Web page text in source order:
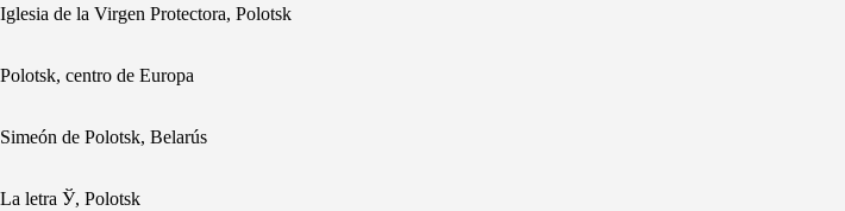
Iglesia de la Virgen Protectora, Polotsk
Polotsk, centro de Europa
Simeón de Polotsk, Belarús
La letra Ў, Polotsk